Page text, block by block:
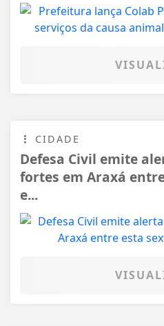
CIDADE
Defesa Civil emite
fortes em Araxá
e...